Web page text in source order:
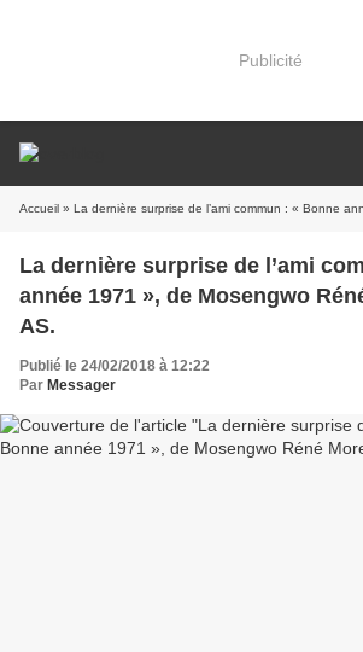
Publicité
Accueil » La dernière surprise de l’ami commun : « Bonne année 1971 », de
La dernière surprise de l’ami
année 1971 », de Mosengwo
AS.
Publié le 24/02/2018 à 12:22
Par Messager